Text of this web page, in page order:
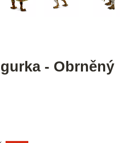
- Obrněný